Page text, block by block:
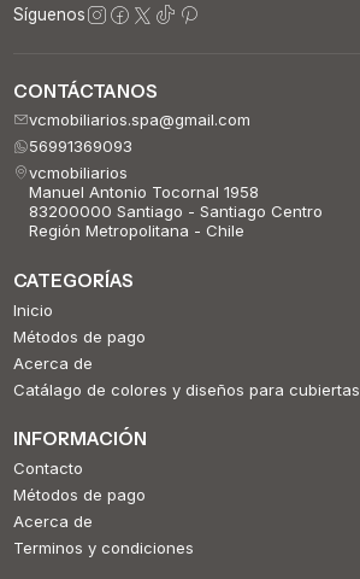
Síguenos
CONTÁCTANOS
vcmobiliarios.spa@gmail.com
56991369093
vcmobiliarios
Manuel Antonio Tocornal 1958
83200000 Santiago - Santiago Centro
Región Metropolitana - Chile
CATEGORÍAS
Inicio
Métodos de pago
Acerca de
Catálago de colores y diseños para cubiertas
INFORMACIÓN
Contacto
Métodos de pago
Acerca de
Terminos y condiciones